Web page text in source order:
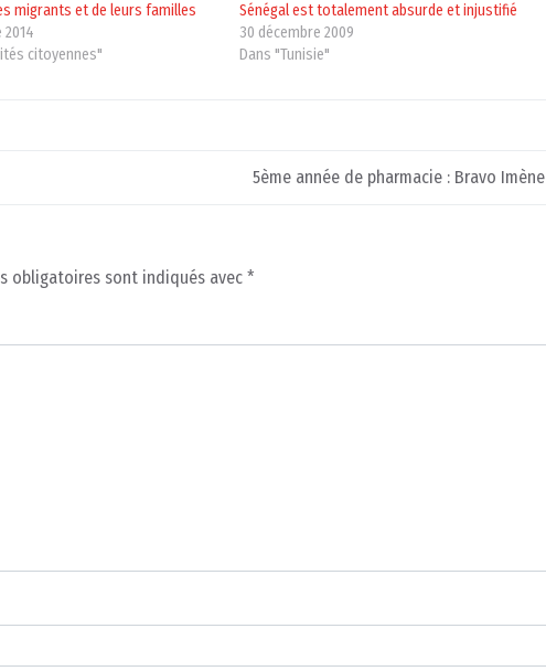
migrants et de leurs familles
2014
citoyennes"
Sénégal est totalement absurde et injustifié
30 décembre 2009
Dans "Tunisie"
5ème année de pharmacie : Bravo Imène
obligatoires sont indiqués avec *